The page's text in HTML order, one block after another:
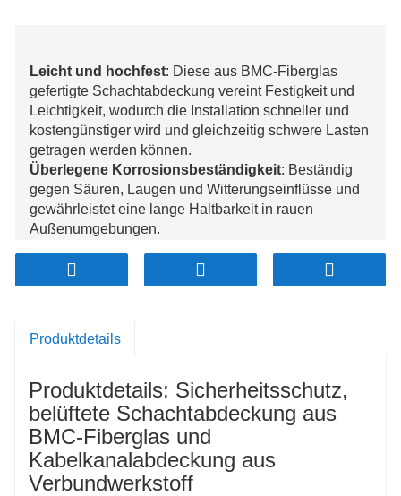
Leicht und hochfest: Diese aus BMC-Fiberglas
gefertigte Schachtabdeckung vereint Festigkeit und
Leichtigkeit, wodurch die Installation schneller und
kostengünstiger wird und gleichzeitig schwere Lasten
getragen werden können.
Überlegene Korrosionsbeständigkeit: Beständig
gegen Säuren, Laugen und Witterungseinflüsse und
gewährleistet eine lange Haltbarkeit in rauen
Außenumgebungen.
recycelbare Materialien reduzieren das
Diebstahlrisiko, während eine rutschfeste Oberfläche
Belüftung zur Reduzierung gefährlicher Gasbildung
Sicherheit.
Umweltfreundlich und anpassbar :
Umweltfreundlich, ISO-konform und recycelbar, mit
anpassbaren Größen und Designs für verschiedene
Projektanforderungen.
Produktdetails
Produktdetails: Sicherheitsschutz,
belüftete Schachtabdeckung aus
BMC-Fiberglas und
Kabelkanalabdeckung aus
Verbundwerkstoff